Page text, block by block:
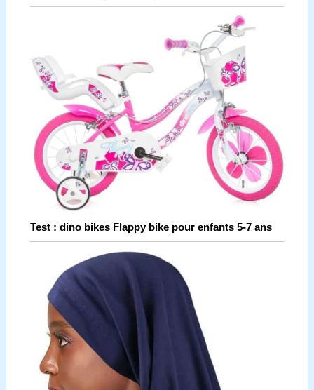
Test : dino bikes Flappy bike pour enfants 5-7 ans